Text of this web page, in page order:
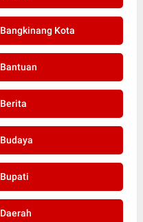
Bangkinang Kota
Bantuan
Berita
Budaya
Bupati
Daerah